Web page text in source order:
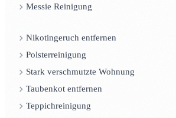
Messie Reinigung
Nikotingeruch entfernen
Polsterreinigung
Stark verschmutzte Wohnung
Taubenkot entfernen
Teppichreinigung